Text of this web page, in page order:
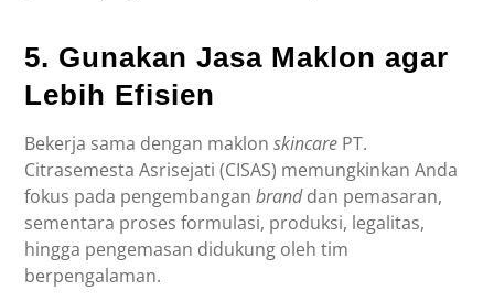
5. Gunakan Jasa Maklon agar
Lebih Efisien
Bekerja sama dengan maklon skincare PT.
Citrasemesta Asrisejati (CISAS) memungkinkan Anda
fokus pada pengembanganbranddan pemasaran,
sementara proses formulasi, produksi, legalitas,
hingga pengemasan didukung oleh tim
berpengalaman.